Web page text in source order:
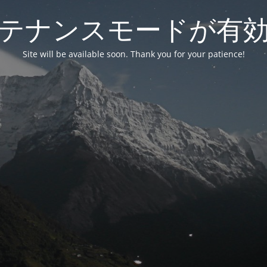
ナンスモードが有
Site will be available soon. Thank you for your patience!